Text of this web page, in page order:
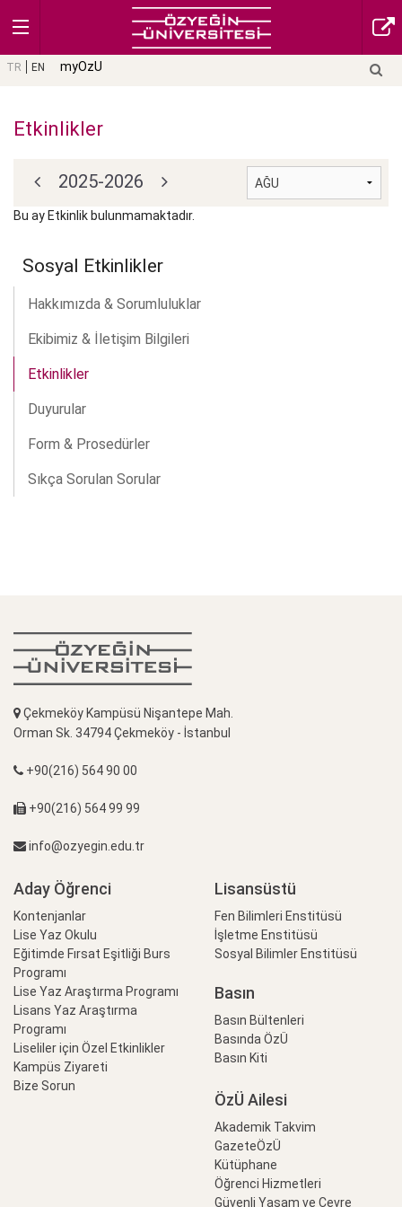
TR EN myOzU
Etkinlikler
2025-2026
Bu ay Etkinlik bulunmamaktadır.
Sosyal Etkinlikler
Hakkımızda & Sorumluluklar
Ekibimiz & İletişim Bilgileri
Etkinlikler
Duyurular
Form & Prosedürler
Sıkça Sorulan Sorular
Çekmeköy Kampüsü Nişantepe Mah.
Orman Sk. 34794 Çekmeköy - İstanbul
+90(216) 564 90 00
+90(216) 564 99 99
info@ozyegin.edu.tr
Aday Öğrenci
Kontenjanlar
Lise Yaz Okulu
Eğitimde Fırsat Eşitliği Burs
Programı
Lise Yaz Araştırma Programı
Lisans Yaz Araştırma
Programı
Liseliler için Özel Etkinlikler
Kampüs Ziyareti
Bize Sorun
Lisansüstü
Fen Bilimleri Enstitüsü
İşletme Enstitüsü
Sosyal Bilimler Enstitüsü
Basın
Basın Bültenleri
Basında ÖzÜ
Basın Kiti
ÖzÜ Ailesi
Akademik Takvim
GazeteÖzÜ
Kütüphane
Öğrenci Hizmetleri
Güvenli Yaşam ve Çevre